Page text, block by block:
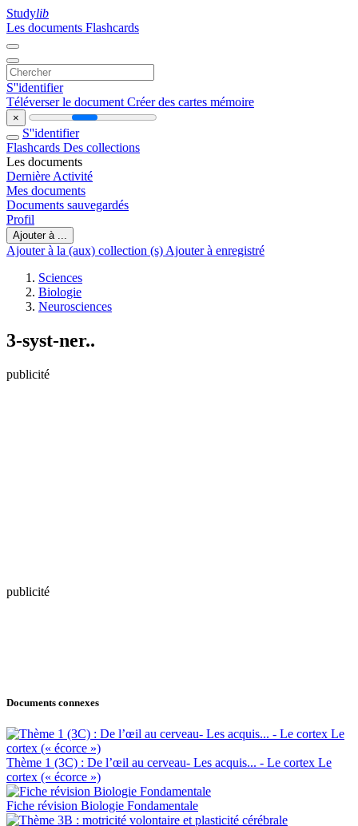
Studylib
Les documents Flashcards
S''identifier
Téléverser le document Créer des cartes mémoire
×
S''identifier
Flashcards Des collections
Les documents
Dernière Activité
Mes documents
Documents sauvegardés
Profil
Ajouter à ...
Ajouter à la (aux) collection (s) Ajouter à enregistré
Sciences
Biologie
Neurosciences
3-syst-ner..
publicité
publicité
Documents connexes
Thème 1 (3C) : De l’œil au cerveau- Les acquis... - Le cortex Le
cortex (« écorce »)
Fiche révision Biologie Fondamentale